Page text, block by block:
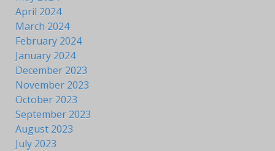
April 2024
March 2024
February 2024
January 2024
December 2023
November 2023
October 2023
September 2023
August 2023
July 2023